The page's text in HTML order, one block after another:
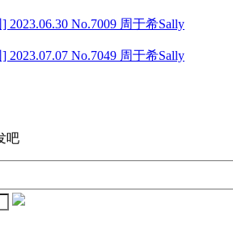
2023.06.30 No.7009 周于希Sally
2023.07.07 No.7049 周于希Sally
吧